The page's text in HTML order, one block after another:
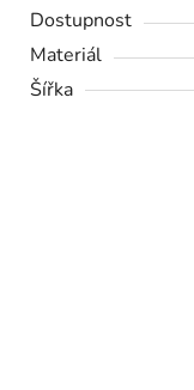
Dostupnost
Materiál
Šířka